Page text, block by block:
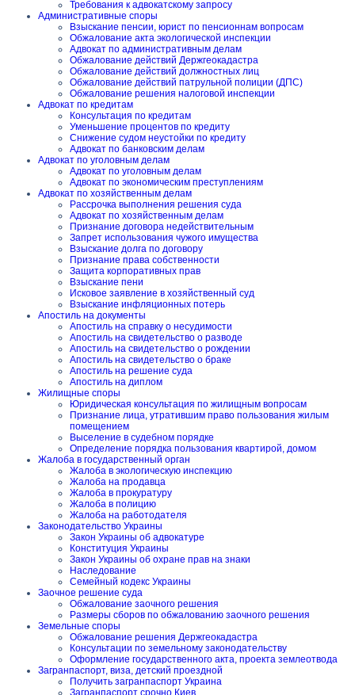
Требования к адвокатскому запросу
Административные споры
Взыскание пенсии, юрист по пенсионнам вопросам
Обжалование акта экологической инспекции
Адвокат по административным делам
Обжалование действий Держгеокадастра
Обжалование действий должностных лиц
Обжалование действий патрульной полиции (ДПС)
Обжалование решения налоговой инспекции
Адвокат по кредитам
Консультация по кредитам
Уменьшение процентов по кредиту
Снижение судом неустойки по кредиту
Адвокат по банковским делам
Адвокат по уголовным делам
Адвокат по уголовным делам
Адвокат по экономическим преступлениям
Адвокат по хозяйственным делам
Рассрочка выполнения решения суда
Адвокат по хозяйственным делам
Признание договора недействительным
Запрет использования чужого имущества
Взыскание долга по договору
Признание права собственности
Защита корпоративных прав
Взыскание пени
Исковое заявление в хозяйственный суд
Взыскание инфляционных потерь
Апостиль на документы
Апостиль на справку о несудимости
Апостиль на свидетельство о разводе
Апостиль на свидетельство о рождении
Апостиль на свидетельство о браке
Апостиль на решение суда
Апостиль на диплом
Жилищные споры
Юридическая консультация по жилищным вопросам
Признание лица, утратившим право пользования жилым
помещением
Выселение в судебном порядке
Определение порядка пользования квартирой, домом
Жалоба в государственный орган
Жалоба в экологическую инспекцию
Жалоба на продавца
Жалоба в прокуратуру
Жалоба в полицию
Жалоба на работодателя
Законодательство Украины
Закон Украины об адвокатуре
Конституция Украины
Закон Украины об охране прав на знаки
Наследование
Семейный кодекс Украины
Заочное решение суда
Обжалование заочного решения
Размеры сборов по обжалованию заочного решения
Земельные споры
Обжалование решения Держгеокадастра
Консультации по земельному законодательству
Оформление государственного акта, проекта землеотвода
Загранпаспорт, виза, детский проездной
Получить загранпаспорт Украина
Загранпаспорт срочно Киев